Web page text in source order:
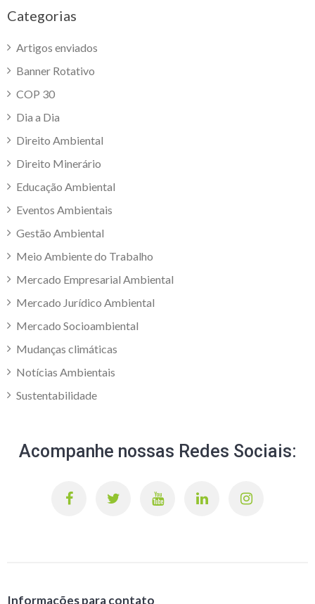
Categorias
Artigos enviados
Banner Rotativo
COP 30
Dia a Dia
Direito Ambiental
Direito Minerário
Educação Ambiental
Eventos Ambientais
Gestão Ambiental
Meio Ambiente do Trabalho
Mercado Empresarial Ambiental
Mercado Jurídico Ambiental
Mercado Socioambiental
Mudanças climáticas
Notícias Ambientais
Sustentabilidade
Acompanhe nossas Redes Sociais:
Informações para contato